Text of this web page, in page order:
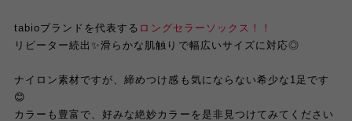
tabioブランドを代表する ロングセラーソックス！！
リピーター続出✨滑らかな肌触りで幅広いサイズに対応◎
ナイロン素材ですが、締めつけ感も気にならない希少な1足です
😊
カラーも豊富で、好みな絶妙カラーを是非見つけてみてください